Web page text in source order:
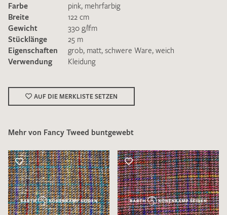
Ich bin damit einverstanden, dass meine angegebenen Daten
DieDatenschutzbestimmungenhabe ich zur Kenntnis
Farbe
pink, mehrfarbig
Breite
122 cm
Gewicht
330 g/lfm
Stücklänge
25 m
Eigenschaften
grob, matt, schwere Ware, weich
Verwendung
Kleidung
AUF DIE MERKLISTE SETZEN
Mehr von Fancy Tweed buntgewebt